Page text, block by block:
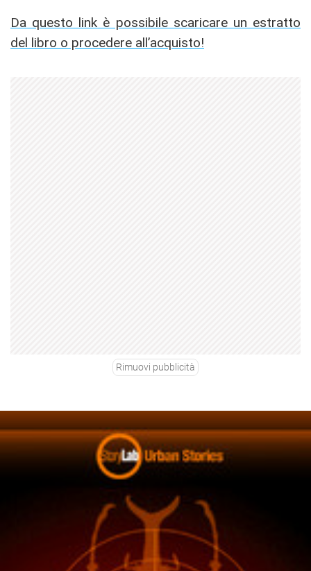
Da questo link è possibile scaricare un estratto
del libro o procedere all’acquisto!
Rimuovi pubblicità